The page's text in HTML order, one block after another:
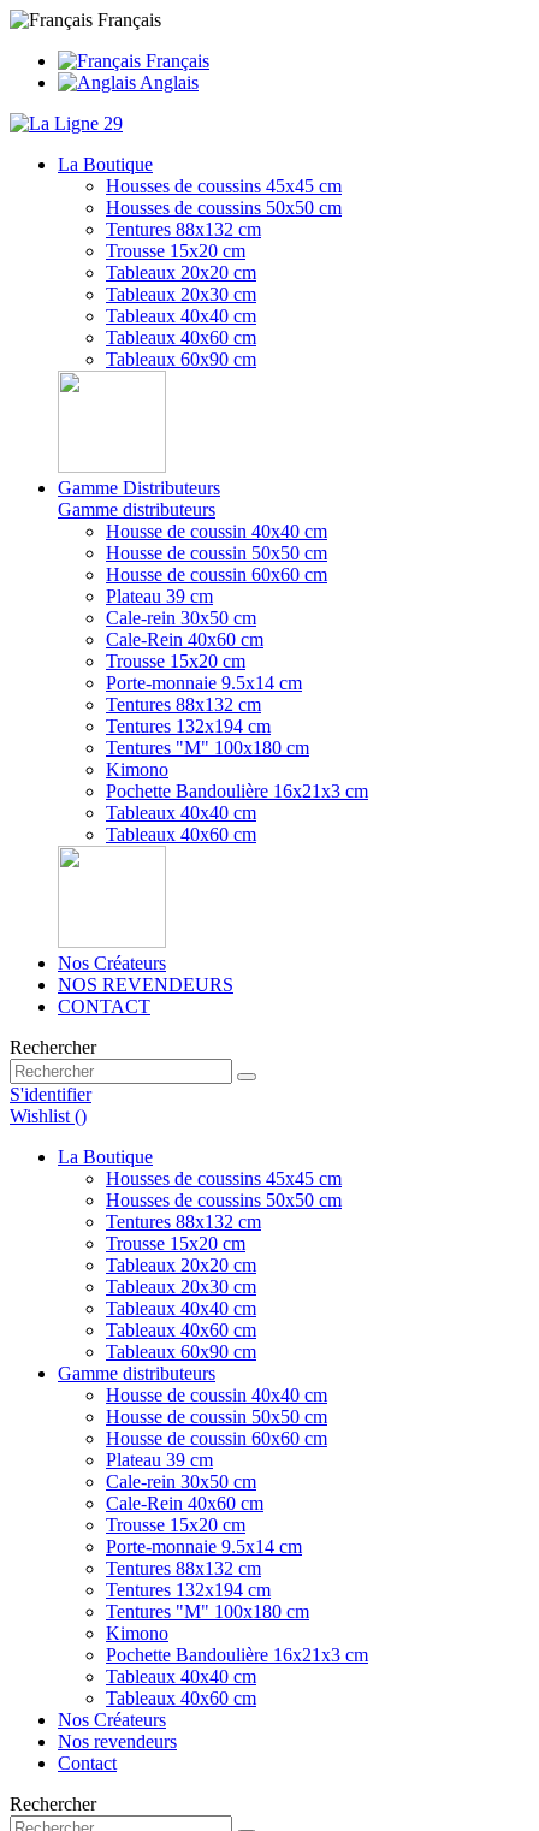
Français
Français
Anglais
La Boutique
Housses de coussins 45x45 cm
Housses de coussins 50x50 cm
Tentures 88x132 cm
Trousse 15x20 cm
Tableaux 20x20 cm
Tableaux 20x30 cm
Tableaux 40x40 cm
Tableaux 40x60 cm
Tableaux 60x90 cm
Gamme Distributeurs
Gamme distributeurs
Housse de coussin 40x40 cm
Housse de coussin 50x50 cm
Housse de coussin 60x60 cm
Plateau 39 cm
Cale-rein 30x50 cm
Cale-Rein 40x60 cm
Trousse 15x20 cm
Porte-monnaie 9.5x14 cm
Tentures 88x132 cm
Tentures 132x194 cm
Tentures "M" 100x180 cm
Kimono
Pochette Bandoulière 16x21x3 cm
Tableaux 40x40 cm
Tableaux 40x60 cm
Nos Créateurs
NOS REVENDEURS
CONTACT
Rechercher
S'identifier
Wishlist ()
La Boutique
Housses de coussins 45x45 cm
Housses de coussins 50x50 cm
Tentures 88x132 cm
Trousse 15x20 cm
Tableaux 20x20 cm
Tableaux 20x30 cm
Tableaux 40x40 cm
Tableaux 40x60 cm
Tableaux 60x90 cm
Gamme distributeurs
Housse de coussin 40x40 cm
Housse de coussin 50x50 cm
Housse de coussin 60x60 cm
Plateau 39 cm
Cale-rein 30x50 cm
Cale-Rein 40x60 cm
Trousse 15x20 cm
Porte-monnaie 9.5x14 cm
Tentures 88x132 cm
Tentures 132x194 cm
Tentures "M" 100x180 cm
Kimono
Pochette Bandoulière 16x21x3 cm
Tableaux 40x40 cm
Tableaux 40x60 cm
Nos Créateurs
Nos revendeurs
Contact
Rechercher